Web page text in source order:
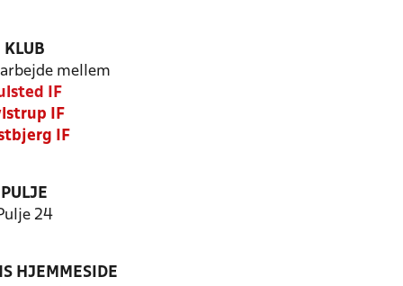
KLUB
mellem
IF
IF
IF
PULJE
24
HJEMMESIDE